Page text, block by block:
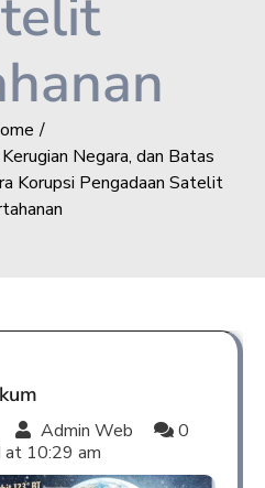
Negara, dan Batas
Korupsi Pengadaan Satelit
Admin Web
0
at 10:29 am